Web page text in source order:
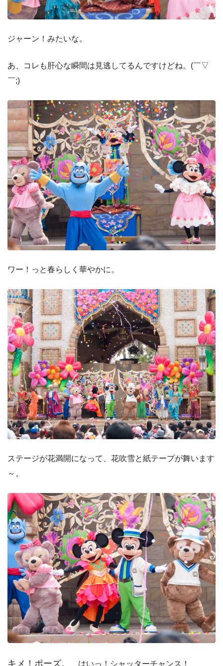
ジャーン！みたいな。
あ、コレも肝心な瞬間は見逃してるんですけどね。(￣▽
￣;)
ワー！っと春らしく華やかに。
ステージが花満開になって、花吹雪と紙テープが舞います
～。
キメ！ポーズ。 はいっ！シャッターチャンス！